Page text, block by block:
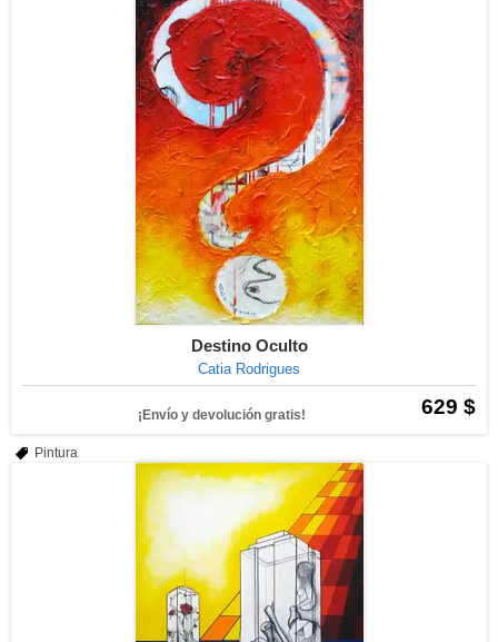
Destino Oculto
Catia Rodrigues
629 $
¡Envío y devolución gratis!
Pintura